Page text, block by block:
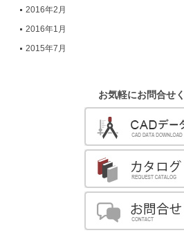
2016年2月
2016年1月
2015年7月
お気軽にお問合せ